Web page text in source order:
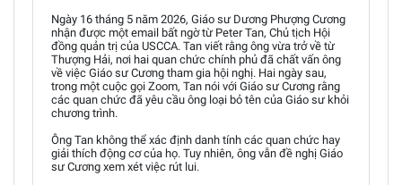
Ngày 16 tháng 5 năm 2026, Giáo sư Dương Phượng Cương
nhận được một email bất ngờ từ Peter Tan, Chủ tịch Hội
đồng quản trị của USCCA. Tan viết rằng ông vừa trở về từ
Thượng Hải, nơi hai quan chức chính phủ đã chất vấn ông
về việc Giáo sư Cương tham gia hội nghị. Hai ngày sau,
trong một cuộc gọi Zoom, Tan nói với Giáo sư Cương rằng
các quan chức đã yêu cầu ông loại bỏ tên của Giáo sư khỏi
chương trình.
Ông Tan không thể xác định danh tính các quan chức hay
giải thích động cơ của họ. Tuy nhiên, ông vẫn đề nghị Giáo
sư Cương xem xét việc rút lui.